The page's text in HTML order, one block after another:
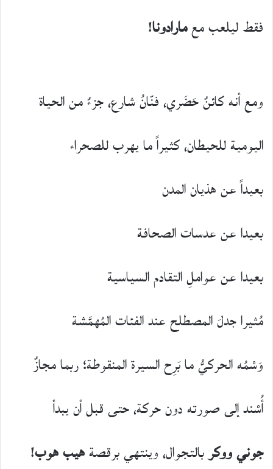
فقط ليلعب معمارادونا!
ومع أنه كائنٌ حَضَري، فنّانُ شارع، جزءٌ من الحياة
اليومية للحيطان، كثيراً ما يهرب للصحراء
بعيداً عن هذيان المدن
بعيدا عن عدسات الصحافة
بعيدا عن عواملِ التقادم السياسية
مُثيرا جدلَ المصطلح عند الفئات المُهمَّشة
وَسْمُه الحركيُّ ما بَرِح السيرة المنقوطة؛ ربما مجازٌ
أُسْند إلى صورته دون حركة، حتى قبل أن يبدأ
جونيووكربالتجوال، وينتهي برقصةهيبهوب!